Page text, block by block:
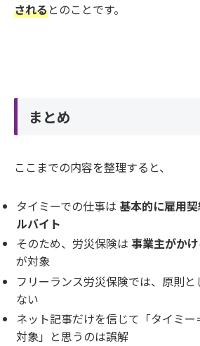
されるとのことです。
まとめ
ここまでの内容を整理すると、
タイミーでの仕事は基本的に雇用
ルバイト
そのため、労災保険は事業主がか
が対象
フリーランス労災保険では、原則
ない
ネット記事だけを信じて「タイミ
対象」と思うのは誤解